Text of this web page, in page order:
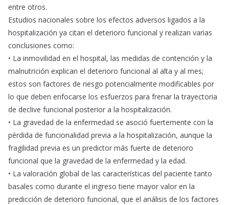
entre otros.
Estudios nacionales sobre los efectos adversos ligados a la
hospitalización ya citan el deterioro funcional y realizan varias
conclusiones como:
• La inmovilidad en el hospital, las medidas de contención y la
malnutrición explican el deterioro funcional al alta y al mes;
estos son factores de riesgo potencialmente modificables por
lo que deben enfocarse los esfuerzos para frenar la trayectoria
de declive funcional posterior a la hospitalización.
• La gravedad de la enfermedad se asoció fuertemente con la
pérdida de funcionalidad previa a la hospitalización, aunque la
fragilidad previa es un predictor más fuerte de deterioro
funcional que la gravedad de la enfermedad y la edad.
• La valoración global de las características del paciente tanto
basales como durante el ingreso tiene mayor valor en la
predicción de deterioro funcional, que el análisis de los factores